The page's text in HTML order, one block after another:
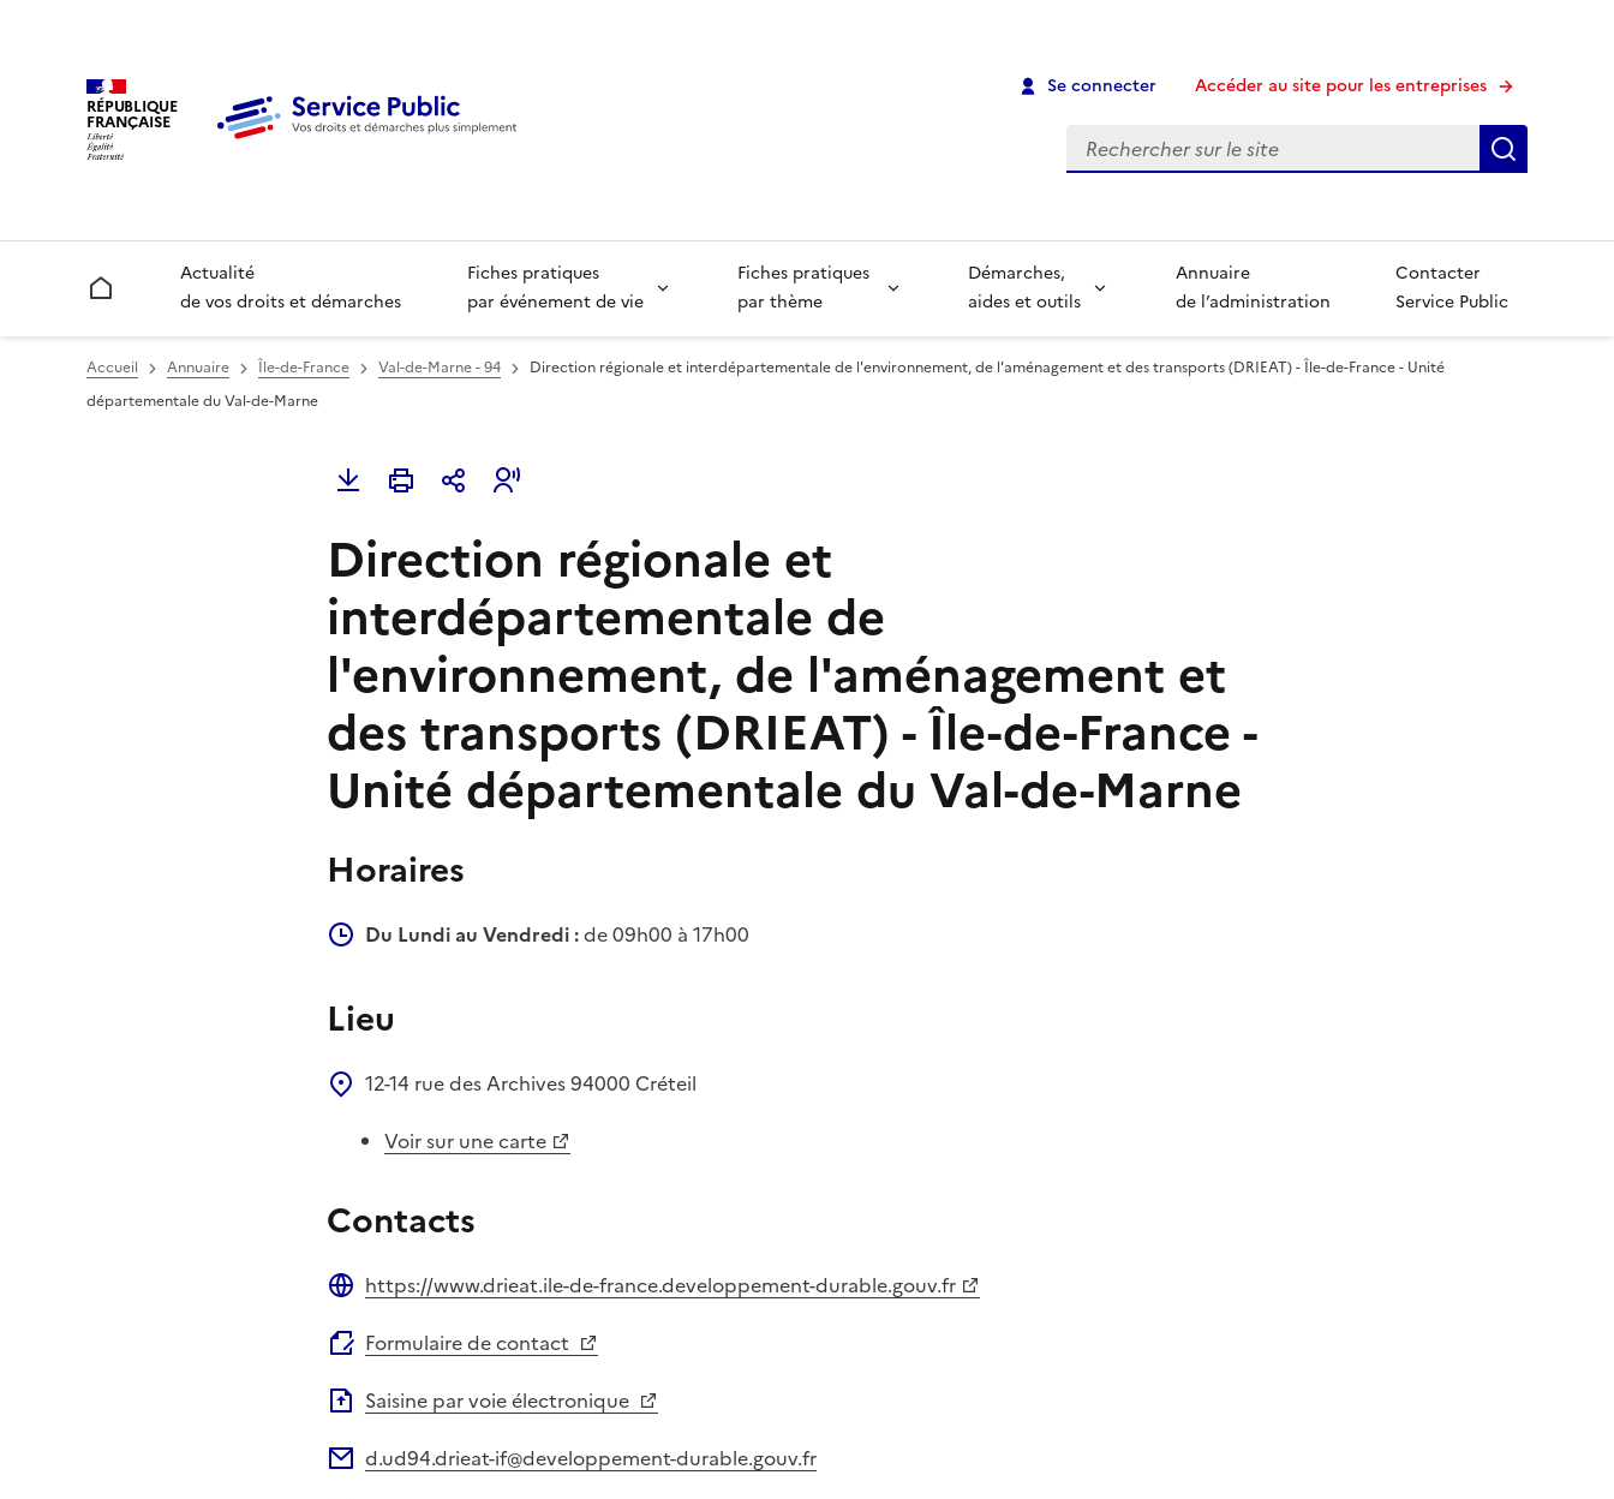
RÉPUBLIQUE
FRANÇAISE
Se connecter Accéder au site pour les entreprises
Recherche
Accueil
Actualité
de vos droits et démarches
Fiches pratiques
par événement de vie
Fiches pratiques
par thème
Démarches,
aides et outils
Annuaire
de l’administration
Contacter
Service Public
Accueil Annuaire Île-de-France Val-de-Marne - 94
Direction régionale et interdépartementale de l'environnement, de l'aménagement et des transports (DRIEAT) - Île-de-France - Unité
départementale du Val-de-Marne
Direction régionale et
interdépartementale de
l'environnement, de l'aménagement et
des transports (DRIEAT) - Île-de-France -
Unité départementale du Val-de-Marne
Horaires
Du Lundi au Vendredi :de 09h00 à 17h00
Lieu
12-14 rue des Archives94000 Créteil
Voir sur une carte
Contacts
https://www.drieat.ile-de-france.developpement-durable.gouv.fr
Formulaire de contact
Saisine par voie électronique
d.ud94.drieat-if@developpement-durable.gouv.fr